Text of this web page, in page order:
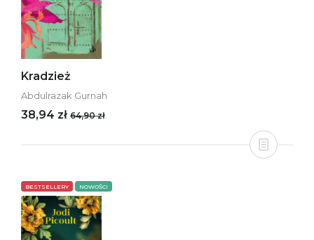
Kradzież
Abdulrazak Gurnah
38,94 zł 64,90 zł
BESTSELLERY NOWOŚCI